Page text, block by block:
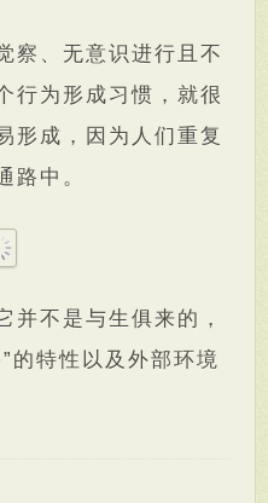
察、无意识进行且不
行为形成习惯，就很
形成，因为人们重复
路中。
并不是与生俱来的，
的特性以及外部环境